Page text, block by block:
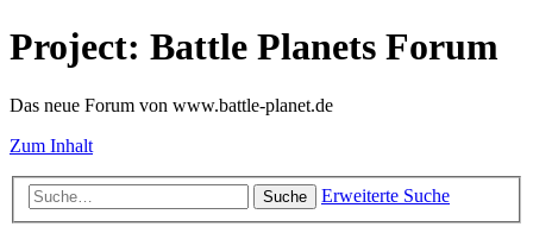
Project: Battle Planets Forum
Das neue Forum von www.battle-planet.de
Zum Inhalt
Suche Erweiterte Suche